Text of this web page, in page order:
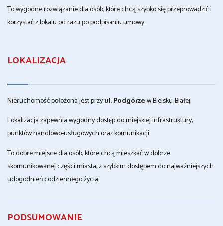
To wygodne rozwiązanie dla osób, które chcą szybko się przeprowadzić i
korzystać z lokalu od razu po podpisaniu umowy.
LOKALIZACJA
Nieruchomość położona jest przyul. Podgórzew Bielsku-Białej.
Lokalizacja zapewnia wygodny dostęp do miejskiej infrastruktury,
punktów handlowo-usługowych oraz komunikacji.
To dobre miejsce dla osób, które chcą mieszkać w dobrze
skomunikowanej części miasta, z szybkim dostępem do najważniejszych
udogodnień codziennego życia.
PODSUMOWANIE